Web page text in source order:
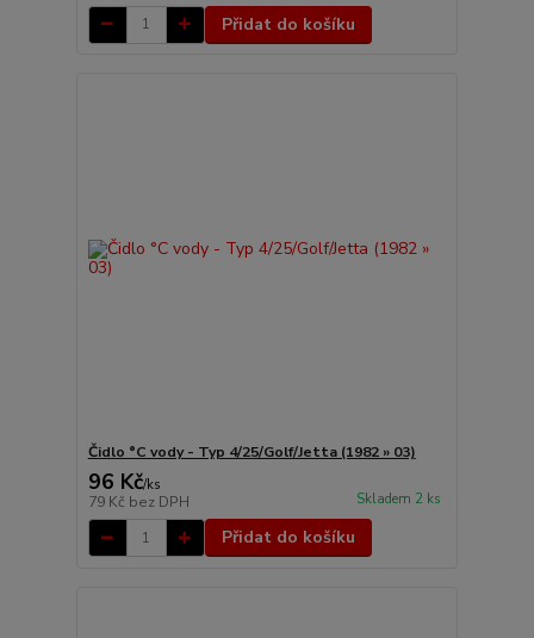
Přidat do košíku
Čidlo °C vody - Typ 4/25/Golf/Jetta (1982 » 03)
96 Kč/ks
79 Kč bez DPH Skladem 2 ks
Přidat do košíku